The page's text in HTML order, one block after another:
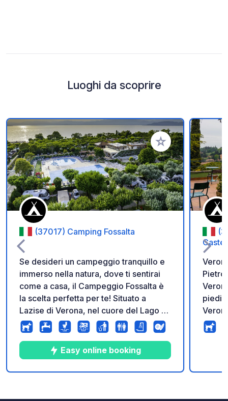
Luoghi da scoprire
Aggiungi ai tuoi
(37017) Camping Fossalta
Se desideri un campeggio tranquillo e
immerso nella natura, dove ti sentirai
come a casa, il Campeggio Fossalta è
la scelta perfetta per te! Situato a
Lazise di Verona, nel cuore del Lago di
Garda, il nostro campeggio è un angolo
di pace e serenità, circondato dalle
acque cristalline del lago e da una
vegetazione lussureggiante. Dal 1969,
il Campeggio Fossalta è gestito con
Easy online booking
piedi